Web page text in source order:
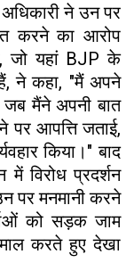
ने उन पर
करने का आरोप
जो यहां BJP के
ने कहा, "मैं अपने
जब मैंने अपनी बात
आपत्ति जताई,
किया।" बाद
विरोध प्रदर्शन
पर मनमानी करने
को सड़क जाम
करते हुए देखा